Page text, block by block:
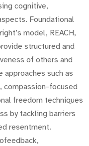
cognitive,
Foundational
model, REACH,
structured and
of others and
such as
compassion-focused
freedom techniques
by tackling barriers
resentment.